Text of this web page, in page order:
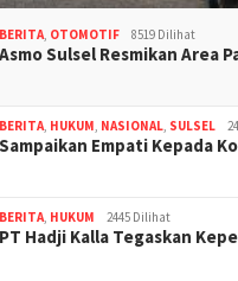
BERITA, OTOMOTIF 8519 Dilihat
Asmo Sulsel Resmikan Area
BERITA, HUKUM, NASIONAL, SULSEL
Sampaikan Empati Kepada
BERITA, HUKUM 2445 Dilihat
PT Hadji Kalla Tegaskan